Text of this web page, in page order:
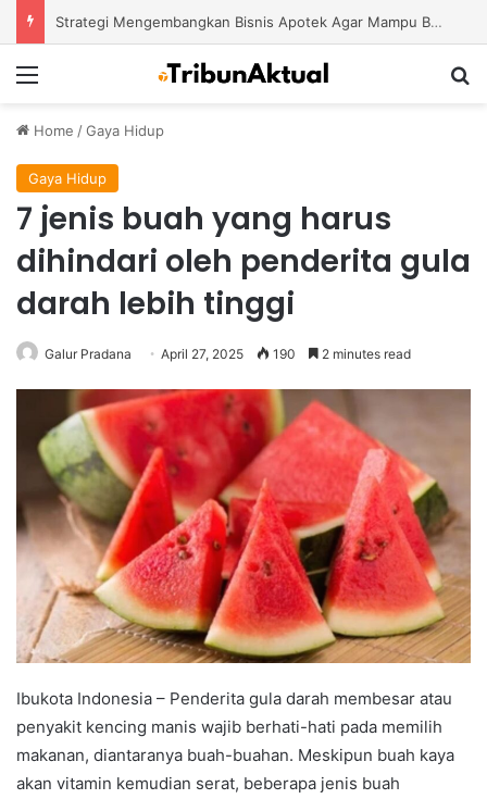
Strategi Mengembangkan Bisnis Apotek Agar Mampu Bertahan dan Tumbuh di Tengah Persaingan
Home /Gaya Hidup
Gaya Hidup
7 jenis buah yang harus
dihindari oleh penderita gula
darah lebih tinggi
Galur Pradana April 27, 2025 190 2 minutes read
Ibukota Indonesia – Penderita gula darah membesar atau
penyakit kencing manis wajib berhati-hati pada memilih
makanan, diantaranya buah-buahan. Meskipun buah kaya
akan vitamin kemudian serat, beberapa jenis buah